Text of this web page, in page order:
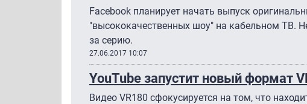
Facebook планирует начать выпуск
"высококачественных шоу" на кабельном ТВ.
за серию.
27.06.2017 10:07
YouTube запустит новый формат
Видео VR180 сфокусируется на том, что